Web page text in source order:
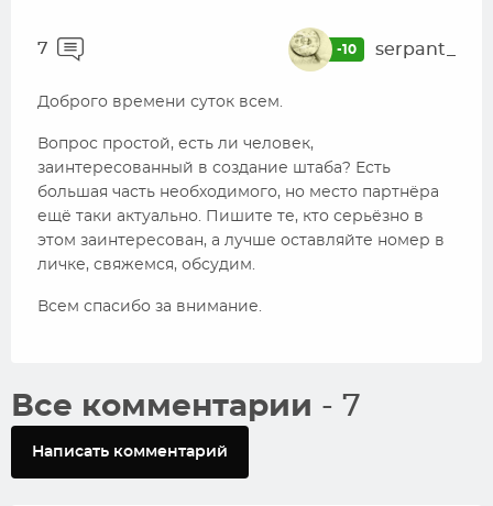
7 -10 serpant_
Доброго времени суток всем.
Вопрос простой, есть ли человек,
заинтересованный в создание штаба? Есть
большая часть необходимого, но место партнёра
ещё таки актуально. Пишите те, кто серьёзно в
этом заинтересован, а лучше оставляйте номер в
личке, свяжемся, обсудим.
Всем спасибо за внимание.
Все комментарии - 7
Написать комментарий